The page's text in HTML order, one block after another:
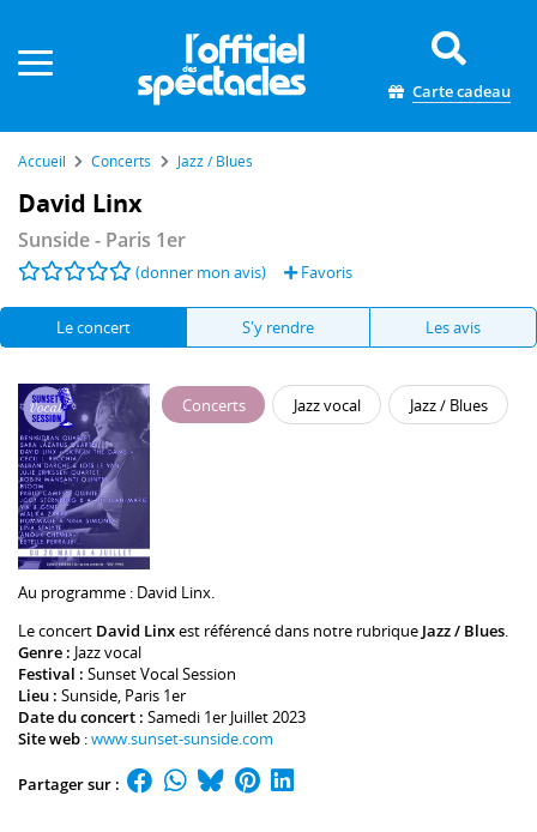
Carte cadeau
Accueil Concerts Jazz / Blues
David Linx
Sunside- Paris 1er
(donner mon avis) Favoris
Le concert S'y rendre Les avis
Concerts Jazz vocal Jazz / Blues
Au programme : David Linx.
Le concert David Linxest référencé dans notre rubrique Jazz / Blues.
Genre : Jazz vocal
Festival : Sunset Vocal Session
Lieu : Sunside, Paris 1er
Date du concert : Samedi 1er Juillet 2023
Site web :www.sunset-sunside.com
Partager sur :